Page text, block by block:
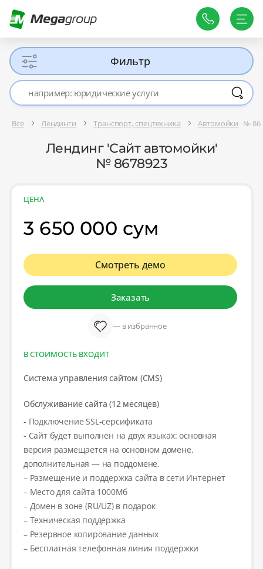
Фильтр
Все Лендинги Транспорт, спецтехника Автомойки №
Лендинг 'Сайт автомойки'
№ 8678923
ЦЕНА
3 650 000 сум
Смотреть демо
Заказать
— в избранное
В СТОИМОСТЬ ВХОДИТ
Система управления сайтом (CMS)
Обслуживание сайта (12 месяцев)
- Подключение SSL-серсификата
- Сайт будет выполнен на двух языках: основная
версия размещается на основном домене,
дополнительная — на поддомене.
– Размещение и поддержка сайта в сети Интернет
– Место для сайта 1000Мб
– Домен в зоне (RU/UZ) в подарок
– Техническая поддержка
– Резервное копирование данных
– Бесплатная телефонная линия поддержки